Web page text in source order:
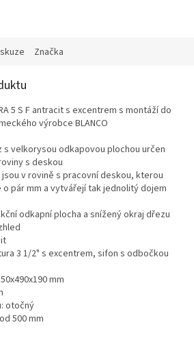
Značka
5 S F antracit s excentrem s montáží do
výrobce BLANCO
velkorysou odkapovou plochou určen
s deskou
v rovině s pracovní deskou, kterou
pár mm a vytvářejí tak jednolitý dojem
odkapní plocha a snížený okraj dřezu
3 1/2" s excentrem, sifon s odbočkou
mm
otočný
500 mm